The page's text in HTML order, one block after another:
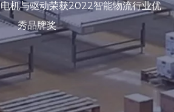
电机与驱动荣获2022智能物流行业优
秀品牌奖